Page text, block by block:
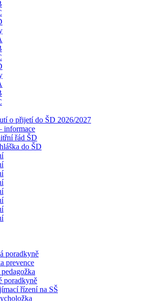
o přijetí do ŠD 2026/2027
informace
řád ŠD
do ŠD
poradkyně
prevence
poradkyně
řízení na SŠ